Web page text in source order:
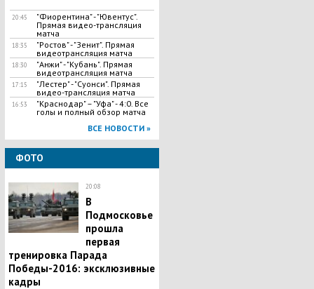
20:45
"Фиорентина" - "Ювентус".
Прямая видео-трансляция
матча
18:35
"Ростов" - "Зенит". Прямая
видеотрансляция матча
18:30
"Анжи" - "Кубань". Прямая
видеотрансляция матча
17:15
"Лестер" - "Суонси". Прямая
видео-трансляция матча
16:53
"​Краснодар" – "Уфа" - 4:0. Все
голы и полный обзор матча
ВСЕ НОВОСТИ »
ФОТО
20:08
В
Подмосковье
прошла
первая
тренировка Парада
Победы-2016: эксклюзивные
кадры